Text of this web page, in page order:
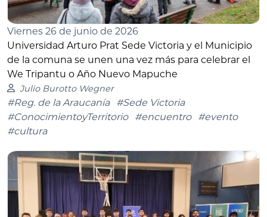
Viernes 26 de junio de 2026
Universidad Arturo Prat Sede Victoria y el Municipio
de la comuna se unen una vez más para celebrar el
We Tripantu o Año Nuevo Mapuche
Julio Burotto Wegner
#Reg. de la Araucanía
#Sede Victoria
#ConocimientoyTerritorio
#encuentro
#evento
#cultura